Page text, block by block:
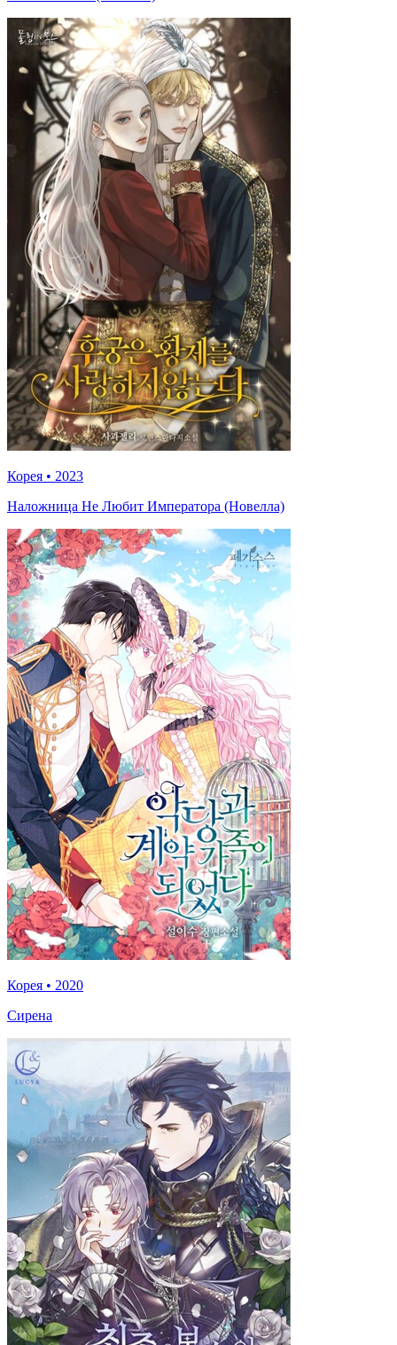
Корея • 2023
Наложница Не Любит Императора (Новелла)
Корея • 2020
Сирена